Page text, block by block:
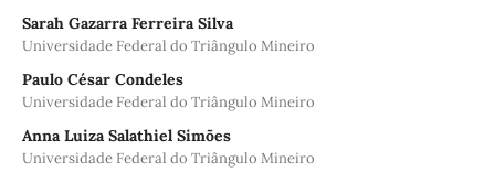
Sarah Gazarra Ferreira Silva
Universidade Federal do Triângulo Mineiro
Paulo César Condeles
Universidade Federal do Triângulo Mineiro
Anna Luiza Salathiel Simões
Universidade Federal do Triângulo Mineiro